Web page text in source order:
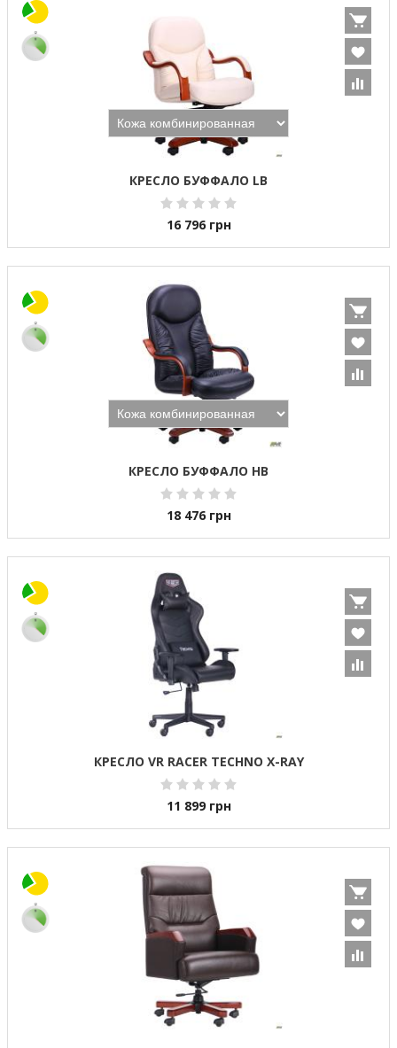
КРЕСЛО БУФФАЛО LB
16 796 грн
КРЕСЛО БУФФАЛО HB
18 476 грн
КРЕСЛО VR RACER TECHNO X-RAY
11 899 грн